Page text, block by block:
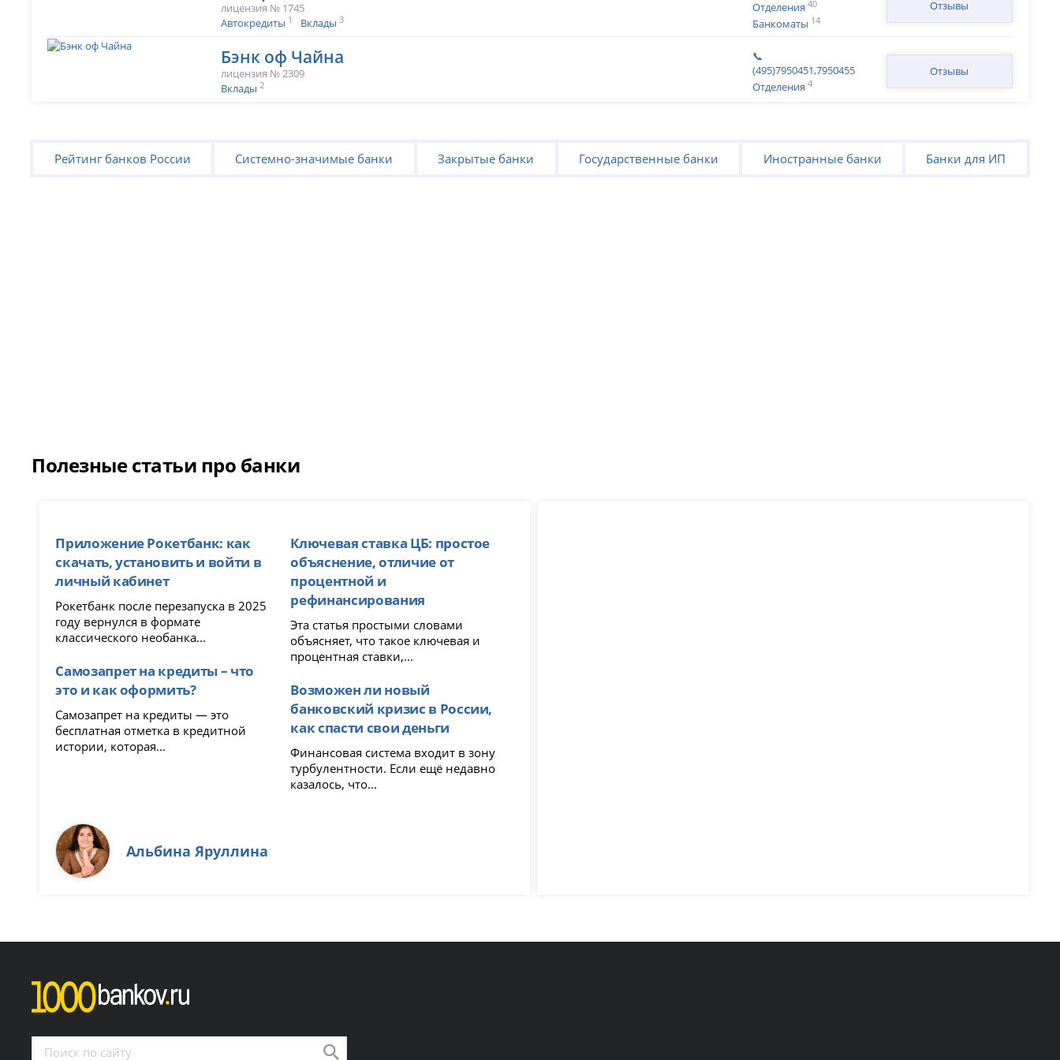
лицензия № 1745
Автокредиты 1 Вклады 3
Отделения 40
Банкоматы 14
Отзывы
Бэнк оф Чайна
лицензия № 2309
Вклады 2
📞
(495)7950451,7950455
Отделения 4
Отзывы
Рейтинг банков России Системно-значимые банки Закрытые банки Государственные банки Иностранные банки Банки для ИП
Полезные статьи про банки
Приложение Рокетбанк: как
скачать, установить и войти в
личный кабинет
Рокетбанк после перезапуска в 2025
году вернулся в формате
классического необанка...
Самозапрет на кредиты – что
это и как оформить?
Самозапрет на кредиты — это
бесплатная отметка в кредитной
истории, которая...
Ключевая ставка ЦБ: простое
объяснение, отличие от
процентной и
рефинансирования
Эта статья простыми словами
объясняет, что такое ключевая и
процентная ставки,...
Возможен ли новый
банковский кризис в России,
как спасти свои деньги
Финансовая система входит в зону
турбулентности. Если ещё недавно
казалось, что...
Альбина Яруллина